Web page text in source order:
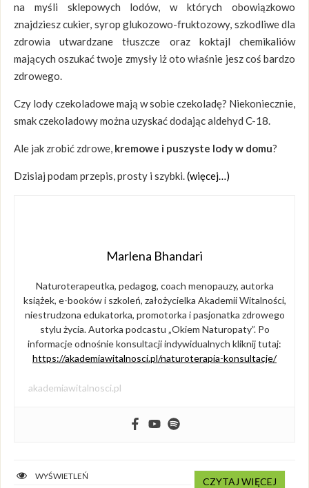
na myśli sklepowych lodów, w których obowiązkowo
znajdziesz cukier, syrop glukozowo-fruktozowy, szkodliwe dla
zdrowia utwardzane tłuszcze oraz koktajl chemikaliów
mających oszukać twoje zmysły iż oto właśnie jesz coś bardzo
zdrowego.
Czy lody czekoladowe mają w sobie czekoladę? Niekoniecznie,
smak czekoladowy można uzyskać dodając aldehyd C-18.
Ale jak zrobić zdrowe, kremowe i puszyste lody w domu?
Dzisiaj podam przepis, prosty i szybki.(więcej…)
Marlena Bhandari
Naturoterapeutka, pedagog, coach menopauzy, autorka
książek, e-booków i szkoleń, założycielka Akademii Witalności,
niestrudzona edukatorka, promotorka i pasjonatka zdrowego
stylu życia. Autorka podcastu „Okiem Naturopaty”. Po
informacje odnośnie konsultacji indywidualnych kliknij tutaj:
https://akademiawitalnosci.pl/naturoterapia-konsultacje/
akademiawitalnosci.pl
WYŚWIETLEŃ CZYTAJ WIĘCEJ